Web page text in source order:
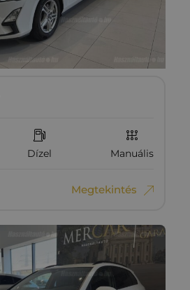
Dízel Manuális
Megtekintés